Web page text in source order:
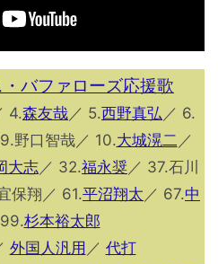
バファローズ応援歌
4.森友哉 ／ 5.西野真弘 ／ 6.
野口智哉／ 10.大城滉二 ／
大志 ／ 32.福永奨 ／ 37.石川
保翔／ 61.平沼翔太 ／ 67.中
杉本裕太郎
外国人汎用 ／ 代打